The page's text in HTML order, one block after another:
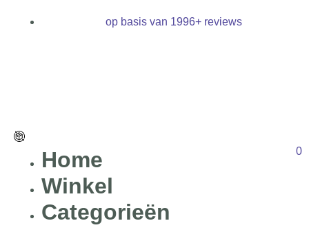
op basis van 1996+ reviews
0
Home
Winkel
Categorieën